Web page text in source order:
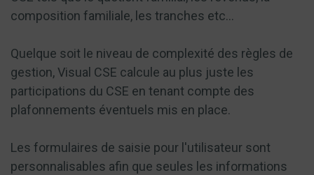
composition familiale, les tranches etc...
Quelque soit le niveau de complexité des règles de
gestion, Visual CSE calcule au plus juste les
participations du CSE en tenant compte des
plafonnements éventuels mis en place.
Les formulaires de saisie pour l'utilisateur sont
personnalisables afin que seules les informations